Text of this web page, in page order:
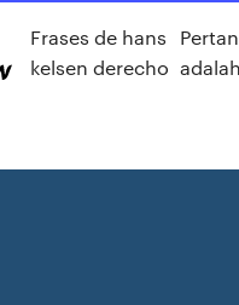
Frases de hans
kelsen derecho